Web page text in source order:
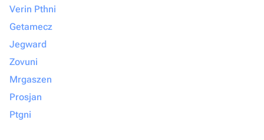
Verin Pthni
Getamecz
Jegward
Zovuni
Mrgaszen
Prosjan
Ptgni